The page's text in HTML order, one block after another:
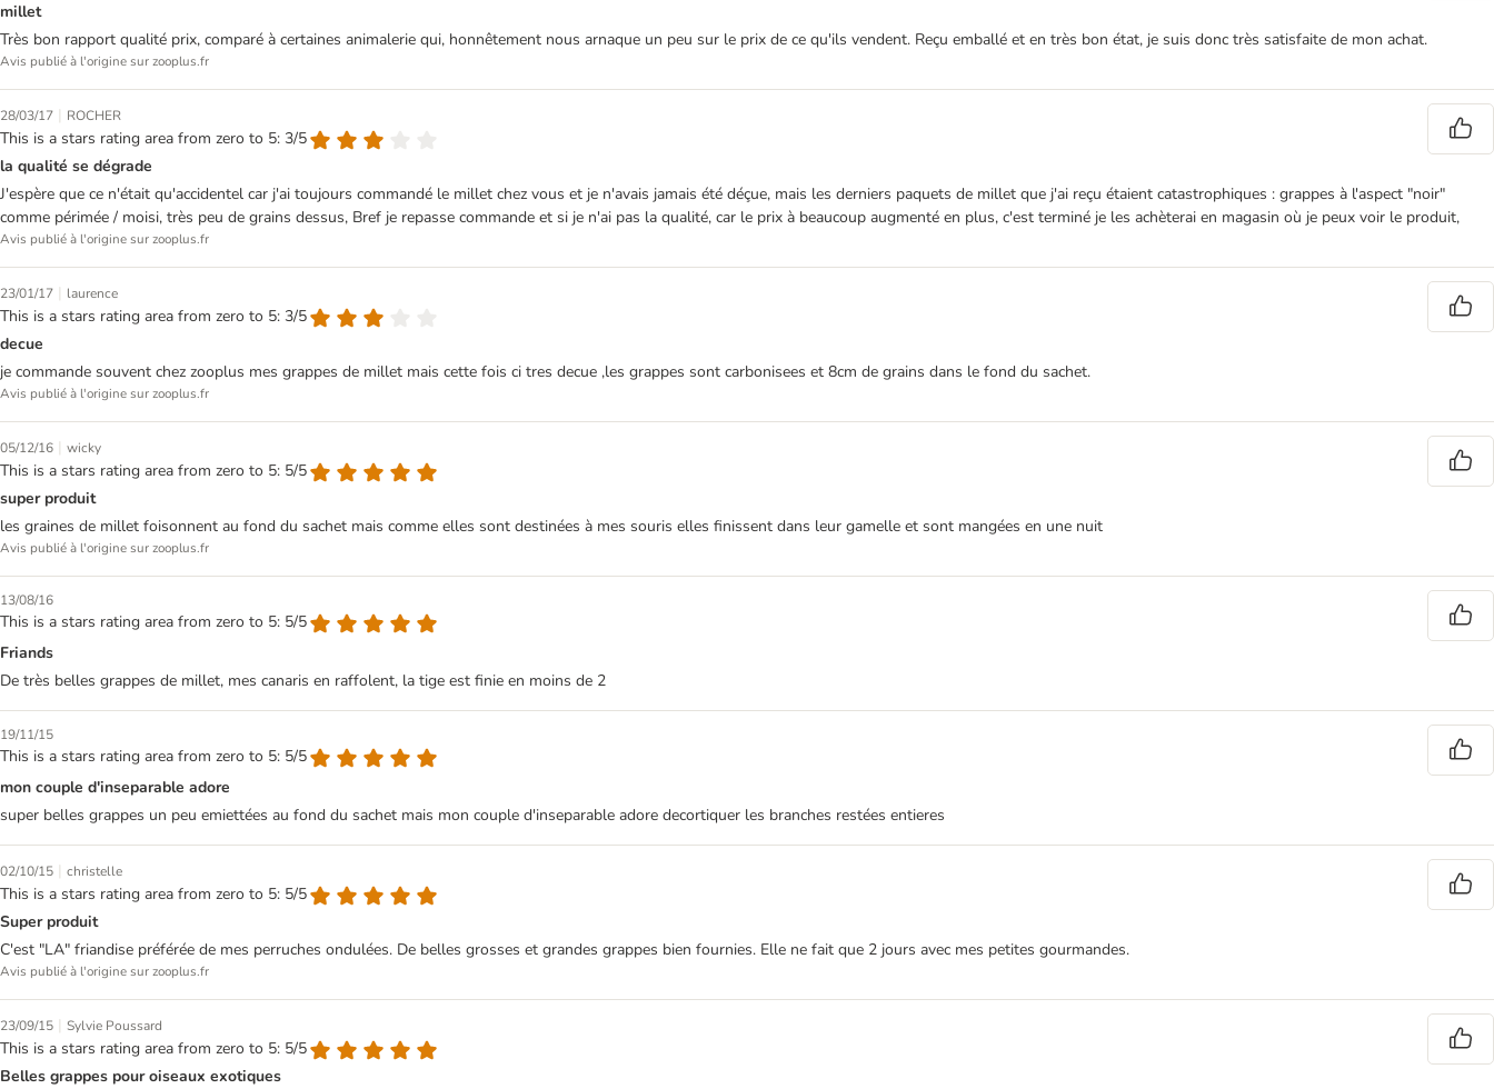
millet
Très bon rapport qualité prix, comparé à certaines animalerie qui, honnêtement nous arnaque un peu sur le prix de ce qu'ils vendent. Reçu emballé et en très bon état, je suis donc très satisfaite de mon achat.
Avis publié à l'origine sur zooplus.fr
28/03/17 | ROCHER
This is a stars rating area from zero to 5: 3/5
la qualité se dégrade
J'espère que ce n'était qu'accidentel car j'ai toujours commandé le millet chez vous et je n'avais jamais été déçue, mais les derniers paquets de millet que j'ai reçu étaient catastrophiques : grappes à l'aspect "noir"
comme périmée / moisi, très peu de grains dessus, Bref je repasse commande et si je n'ai pas la qualité, car le prix à beaucoup augmenté en plus, c'est terminé je les achèterai en magasin où je peux voir le produit,
Avis publié à l'origine sur zooplus.fr
23/01/17 | laurence
This is a stars rating area from zero to 5: 3/5
decue
je commande souvent chez zooplus mes grappes de millet mais cette fois ci tres decue ,les grappes sont carbonisees et 8cm de grains dans le fond du sachet.
Avis publié à l'origine sur zooplus.fr
05/12/16 | wicky
This is a stars rating area from zero to 5: 5/5
super produit
les graines de millet foisonnent au fond du sachet mais comme elles sont destinées à mes souris elles finissent dans leur gamelle et sont mangées en une nuit
Avis publié à l'origine sur zooplus.fr
13/08/16
This is a stars rating area from zero to 5: 5/5
Friands
De très belles grappes de millet, mes canaris en raffolent, la tige est finie en moins de 2
19/11/15
This is a stars rating area from zero to 5: 5/5
mon couple d'inseparable adore
super belles grappes un peu emiettées au fond du sachet mais mon couple d'inseparable adore decortiquer les branches restées entieres
02/10/15 | christelle
This is a stars rating area from zero to 5: 5/5
Super produit
C'est "LA" friandise préférée de mes perruches ondulées. De belles grosses et grandes grappes bien fournies. Elle ne fait que 2 jours avec mes petites gourmandes.
Avis publié à l'origine sur zooplus.fr
23/09/15 | Sylvie Poussard
This is a stars rating area from zero to 5: 5/5
Belles grappes pour oiseaux exotiques